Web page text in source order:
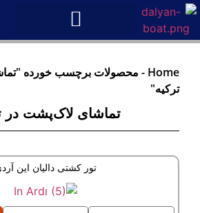
Home
- محصولات برچسب خورده
ترکیه"
تماشای لاک‌پشت در
تور کشتی دالیان این